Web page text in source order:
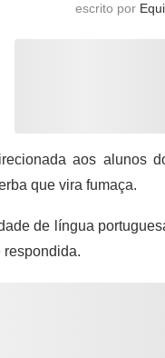
escrito por
aos alunos
que vira fumaça.
de língua
respondida.